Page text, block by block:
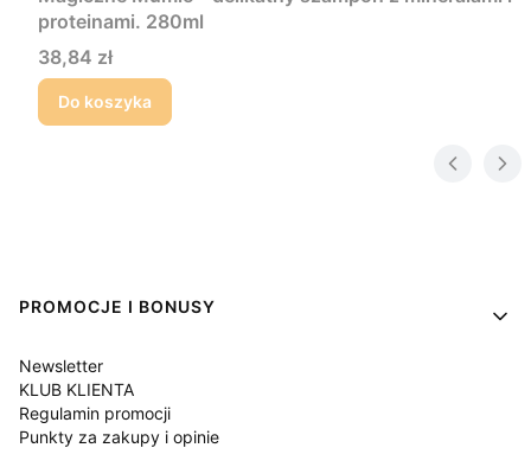
proteinami. 280ml
Cena
38,84 zł
Do koszyka
Linki w stopce
PROMOCJE I BONUSY
Newsletter
KLUB KLIENTA
Regulamin promocji
Punkty za zakupy i opinie